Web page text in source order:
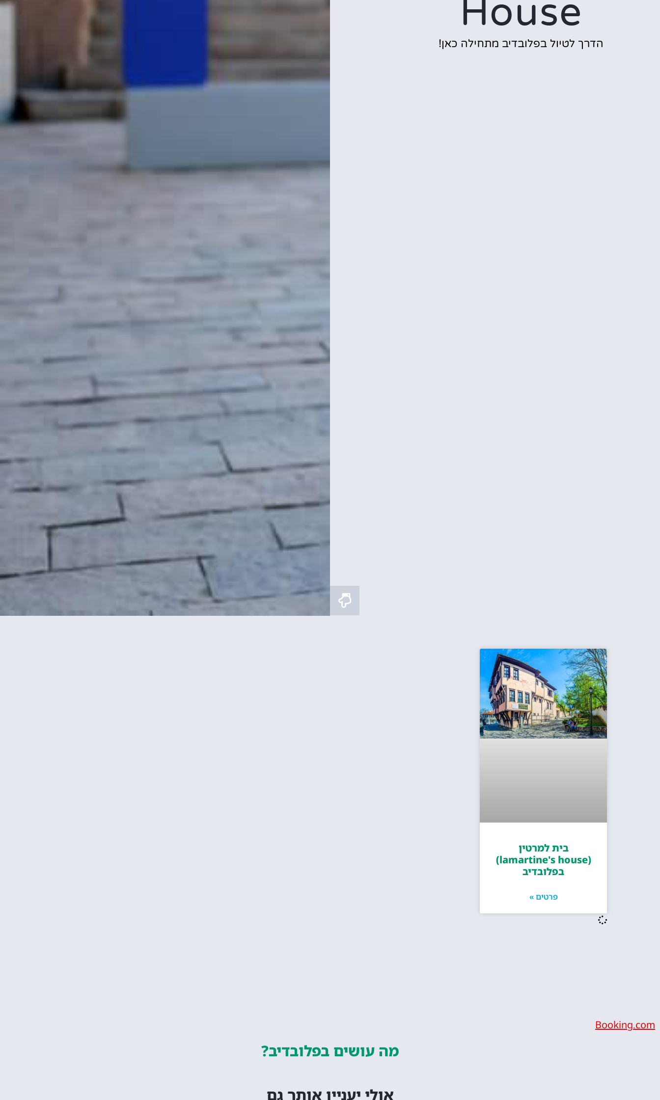
House
הדרך לטיול בפלובדיב מתחילה כאן!
בית למרטין
(lamartine's house)
בפלובדיב
פרטים »
Booking.com
מה עושים בפלובדיב?
אולי יעניין אותך גם